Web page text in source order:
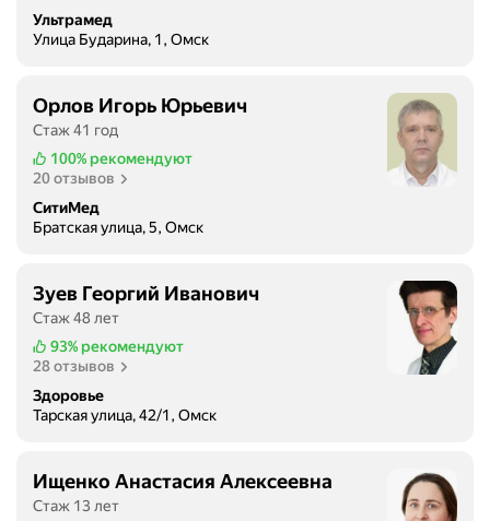
Ультрамед
Улица Бударина, 1, Омск
Орлов Игорь Юрьевич
Стаж 41 год
100% рекомендуют
20 отзывов
СитиМед
Братская улица, 5, Омск
Зуев Георгий Иванович
Стаж 48 лет
93% рекомендуют
28 отзывов
Здоровье
Тарская улица, 42/1, Омск
Ищенко Анастасия Алексеевна
Стаж 13 лет